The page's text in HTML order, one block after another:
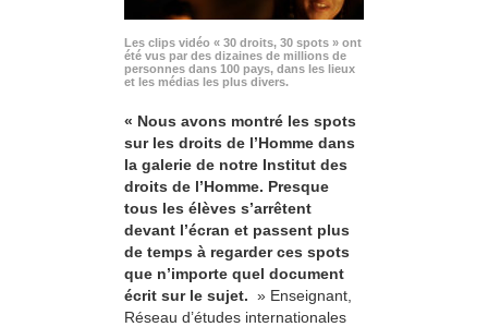
Les clips vidéo « 30 droits, 30 spots » ont
été vus par des dizaines de millions de
personnes dans 100 pays, dans les lieux
et les médias les plus divers.
« Nous avons montré les spots
sur les droits de l’Homme dans
la galerie de notre Institut des
droits de l’Homme. Presque
tous les élèves s’arrêtent
devant l’écran et passent plus
de temps à regarder ces spots
que n’importe quel document
écrit sur le sujet. » Enseignant,
Réseau d’études internationales